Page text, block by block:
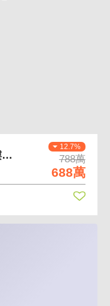
12.7%
788萬
688萬
西園國宅低樓層 低總價 低樓層 空間好規劃